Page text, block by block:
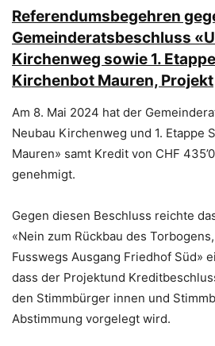
Referendumsbegehren
Gemeinderatsbeschluss
Kirchenweg sowie 1.
Kirchenbot Mauren, Projekt
Am 8. Mai 2024 hat der
Neubau Kirchenweg und 1. Etappe
Mauren» samt Kredit von CHF
genehmigt.
Gegen diesen Beschluss reichte
«Nein zum Rückbau des
Fusswegs Ausgang Friedhof Süd»
dass der Projektund
den Stimmbürger innen und
Abstimmung vorgelegt wird.